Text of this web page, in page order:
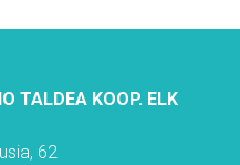
TALDEA KOOP. ELK
62